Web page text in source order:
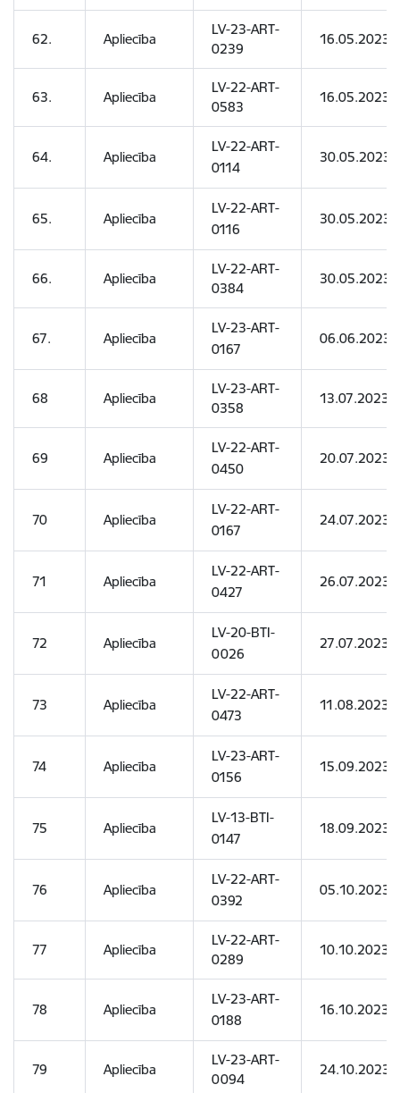
62. Apliecība
LV-23-ART-
0239
16.05.2023
63. Apliecība
LV-22-ART-
0583
16.05.2023
64. Apliecība
LV-22-ART-
0114
30.05.2023
65. Apliecība
LV-22-ART-
0116
30.05.2023
66. Apliecība
LV-22-ART-
0384
30.05.2023
67. Apliecība
LV-23-ART-
0167
06.06.2023
68 Apliecība
LV-23-ART-
0358
13.07.2023
69 Apliecība
LV-22-ART-
0450
20.07.2023
70 Apliecība
LV-22-ART-
0167
24.07.2023
71 Apliecība
LV-22-ART-
0427
26.07.2023
72 Apliecība
LV-20-BTI-
0026
27.07.2023
73 Apliecība
LV-22-ART-
0473
11.08.2023
74 Apliecība
LV-23-ART-
0156
15.09.2023
75 Apliecība
LV-13-BTI-
0147
18.09.2023
76 Apliecība
LV-22-ART-
0392
05.10.2023
77 Apliecība
LV-22-ART-
0289
10.10.2023
78 Apliecība
LV-23-ART-
0188
16.10.2023
79 Apliecība
LV-23-ART-
0094
24.10.2023